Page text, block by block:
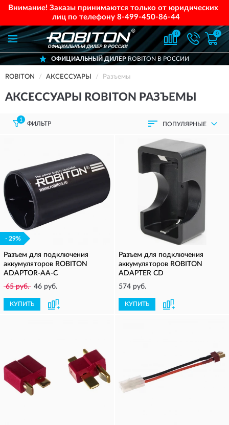
Внимание! Заказы принимаются только от юридических
лиц по телефону 8-499-450-86-44
0 0
ОФИЦИАЛЬНЫЙ ДИЛЕРROBITON В РОССИИ
ROBITON АКСЕССУАРЫ Разъемы
АКСЕССУАРЫ ROBITON РАЗЪЕМЫ
1
ФИЛЬТР ПОПУЛЯРНЫЕ
- 29%
Разъем для подключения
аккумуляторов ROBITON
ADAPTOR-AA-C
65 руб. 46 руб.
КУПИТЬ
Разъем для подключения
аккумуляторов ROBITON
ADAPTER CD
574 руб.
КУПИТЬ